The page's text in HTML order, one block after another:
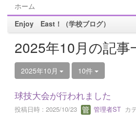
ホーム
Enjoy East！（学校ブログ）
2025年10月の記事
2025年10月 10件
球技大会が行われました
投稿日時 : 2025/10/23 管理者ST カ